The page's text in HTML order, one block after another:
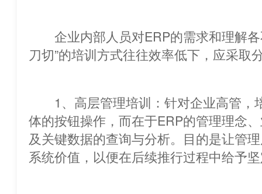
企业内部人员对ERP的需求和理解
刀切”的培训方式往往效率低下，应采取
 1、高层管理培训：针对企业高管
体的按钮操作，而在于ERP的管理理念
及关键数据的查询与分析。目的是让管
系统价值，以便在后续推行过程中给予